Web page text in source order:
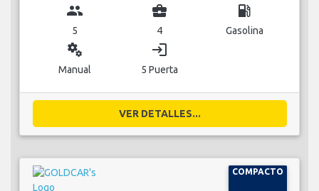
group
5
business_center
4
local_gas_station
Gasolina
miscellaneous_services
Manual
login
5 Puerta
VER DETALLES...
COMPACTO